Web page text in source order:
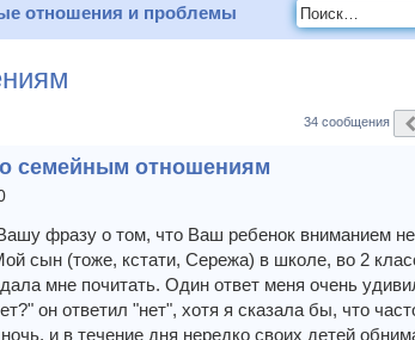
отношения и проблемы
34 сообщения
семейным отношениям
фразу о том, что Ваш ребенок вниманием
сын (тоже, кстати, Сережа) в школе, во 2
мне почитать. Один ответ меня очень
он ответил "нет", хотя я сказала бы, что
и в течение дня нередко своих детей